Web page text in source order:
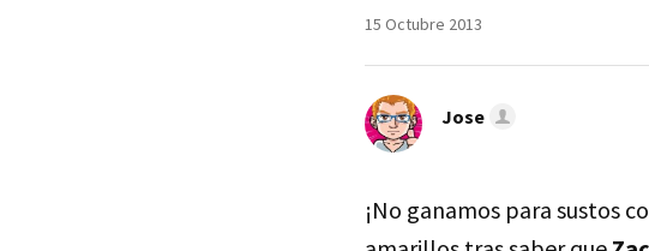
15 Octubre 2013
Jose
¡No ganamos para sustos